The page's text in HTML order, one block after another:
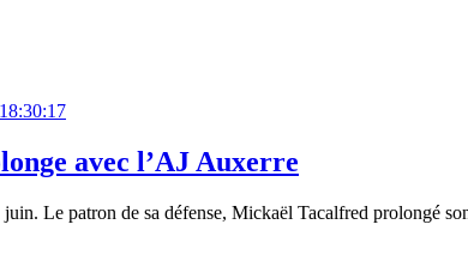
avec l’AJ Auxerre
Le patron de sa défense, Mickaël Tacalfred prolongé